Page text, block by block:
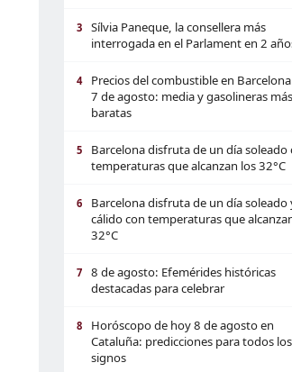
3
Sílvia Paneque, la consellera más
interrogada en el Parlament en 2
4
Precios del combustible en
7 de agosto: media y gasolineras más
baratas
5
Barcelona disfruta de un día soleado
temperaturas que alcanzan los 32°C
6
Barcelona disfruta de un día soleado
cálido con temperaturas que
32°C
7
8 de agosto: Efemérides históricas
destacadas para celebrar
8
Horóscopo de hoy 8 de agosto en
Cataluña: predicciones para todos los
signos